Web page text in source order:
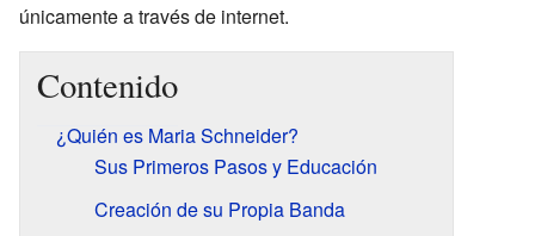
únicamente a través de internet.
Contenido
¿Quién es Maria Schneider?
Sus Primeros Pasos y Educación
Creación de su Propia Banda